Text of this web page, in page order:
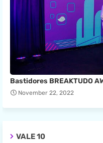
Bastidores BREAKTUDO
November 22, 2022
VALE 10